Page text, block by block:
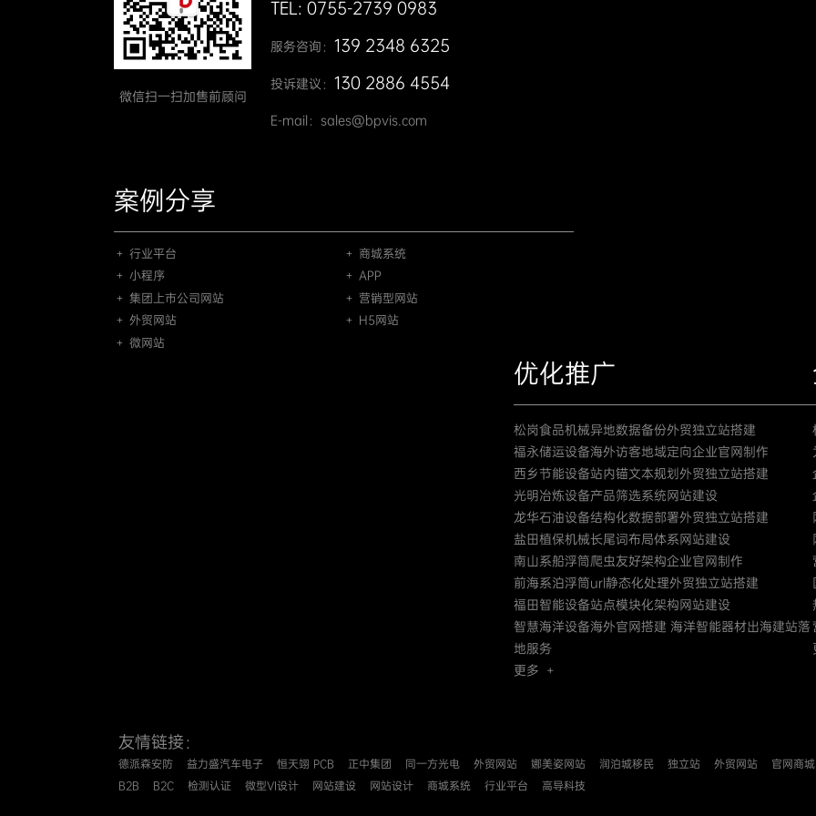
微信扫一扫加售前顾问
TEL: 0755-2739 0983
服务咨询： 139 2348 6325
投诉建议： 130 2886 4554
E-mail：sales@bpvis.com
案例分享
＋ 行业平台
＋ 商城系统
＋ 小程序
＋ APP
＋ 集团上市公司网站
＋ 营销型网站
＋ 外贸网站
＋ H5网站
＋ 微网站
优化推广
松岗食品机械异地数据备份外贸独立站搭建
福永储运设备海外访客地域定向企业官网制作
西乡节能设备站内锚文本规划外贸独立站搭建
光明冶炼设备产品筛选系统网站建设
龙华石油设备结构化数据部署外贸独立站搭建
盐田植保机械长尾词布局体系网站建设
南山系船浮筒爬虫友好架构企业官网制作
前海系泊浮筒url静态化处理外贸独立站搭建
福田智能设备站点模块化架构网站建设
智慧海洋设备海外官网搭建 海洋智能器材出海建站落
地服务
更多 +
友情链接：
德派森安防 益力盛汽车电子 恒天翊 PCB 正中集团 同一方光电 外贸网站 娜美姿网站 润泊城移民 独立站 外贸网站
官网商城
B2B
B2C 检测认证 微型VI设计 网站建设 网站设计 商城系统 行业平台 高导科技